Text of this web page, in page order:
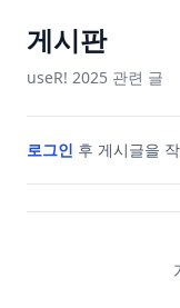
게시판
useR! 2025 관련 글
로그인 후 게시글을